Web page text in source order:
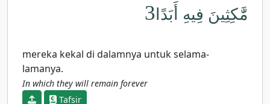
مَّٰكِثِينَ فِيهِ أَبَدًا 3
mereka kekal di dalamnya untuk selama-
lamanya.
In which they will remain forever
Tafsir